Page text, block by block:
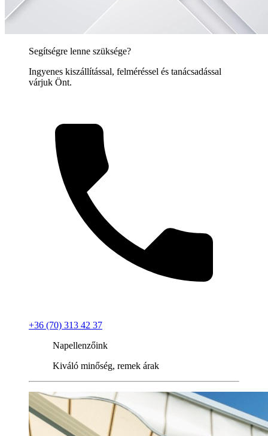
Segítségre lenne szüksége?
Ingyenes kiszállítással, felméréssel és tanácsadással
várjuk Önt.
+36 (70) 313 42 37
Napellenzőink
Kiváló minőség, remek árak